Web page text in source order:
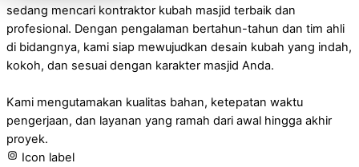
sedang mencari kontraktor kubah masjid terbaik dan
profesional. Dengan pengalaman bertahun-tahun dan tim ahli
di bidangnya, kami siap mewujudkan desain kubah yang indah,
kokoh, dan sesuai dengan karakter masjid Anda.
Kami mengutamakan kualitas bahan, ketepatan waktu
pengerjaan, dan layanan yang ramah dari awal hingga akhir
proyek.
Icon label